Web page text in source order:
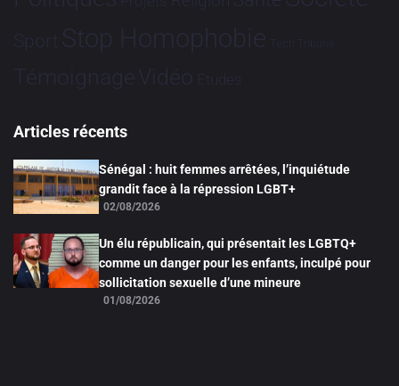
Sport Stop Homophobie Tech Tribune
TémoignageVidéo Études
Articles récents
Sénégal : huit femmes arrêtées, l’inquiétude
grandit face à la répression LGBT+
02/08/2026
Un élu républicain, qui présentait les LGBTQ+
comme un danger pour les enfants, inculpé pour
sollicitation sexuelle d’une mineure
01/08/2026